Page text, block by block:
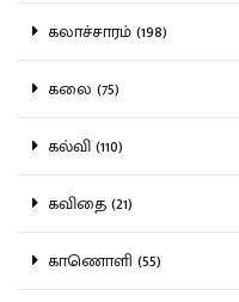
கலாச்சாரம் (198)
கலை (75)
கல்வி (110)
கவிதை (21)
காணொளி (55)